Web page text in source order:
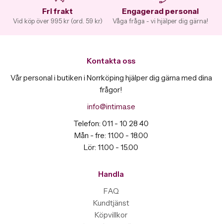
Fri frakt
Vid köp över 995 kr (ord. 59 kr)
Engagerad personal
Våga fråga - vi hjälper dig gärna!
Kontakta oss
Vår personal i butiken i Norrköping hjälper dig gärna med dina
frågor!
info@intima.se
Telefon: 011 - 10 28 40
Mån - fre: 11.00 - 18.00
Lör: 11.00 - 15.00
Handla
FAQ
Kundtjänst
Köpvillkor